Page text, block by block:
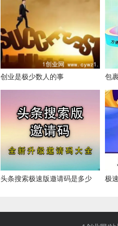
创业是极少数人的事
包
0.5
头条搜索极速版邀请码是多少
码填写步骤123图解
极